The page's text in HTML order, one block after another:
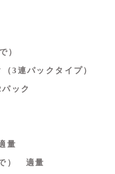
）
3連パックタイプ）
ック
量
） 適量